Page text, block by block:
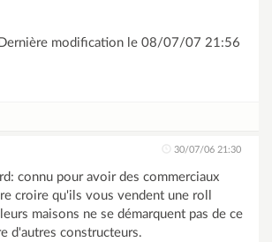
modification le 08/07/07 21:56
30/07/06 21:30
connu pour avoir des commerciaux
croire qu'ils vous vendent une roll
maisons ne se démarquent pas de ce
d'autres constructeurs.